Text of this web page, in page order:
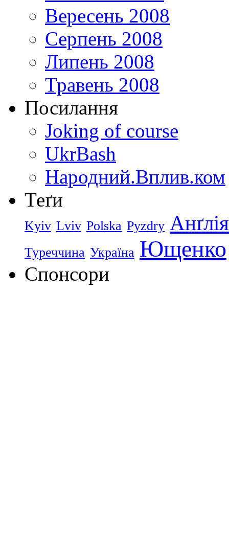
Вересень 2008
Серпень 2008
Липень 2008
Травень 2008
Посилання
Joking of course
UkrBash
Народний.Вплив.ком
Теґи
Kyiv Lviv Polska Pyzdry Анґлія
Туреччина Україна Ющенко
Спонсори